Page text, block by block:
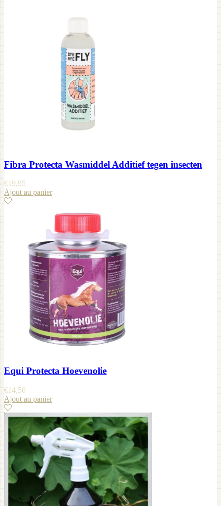
Fibra Protecta Wasmiddel Additief tegen insecten
€19,95
Ajout au panier
Equi Protecta Hoevenolie
€14,50
Ajout au panier